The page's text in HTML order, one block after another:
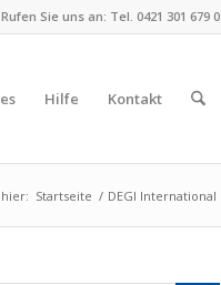
Sie uns an: Tel. 0421 301 679 0
Hilfe Kontakt
Startseite / DEGI International